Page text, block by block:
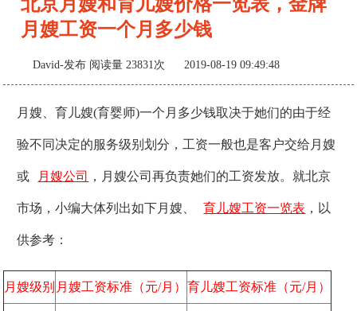
月嫂工资一个月多少钱
David-发布 阅读量 23831次 2019-08-19 09:49:48
月嫂、育儿嫂(育婴师)一个月多少钱取决于她们的由于经
验不同决定的服务级别划分，工资一般也是客户交给月嫂
或 月嫂公司 ，月嫂公司再负责她们的工资发放。就北京
市场，小编大体列出如下月嫂、 育儿嫂工资一览表 ，以
供参考：
月嫂级别 月嫂工资标准（元/月） 育儿嫂工资标准（元/月）